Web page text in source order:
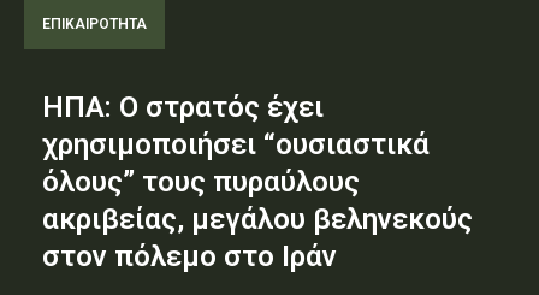
ΕΠΙΚΑΙΡΟΤΗΤΑ
ΗΠΑ: Ο στρατός έχει
χρησιμοποιήσει “ουσιαστικά
όλους” τους πυραύλους
ακριβείας, μεγάλου βεληνεκούς
στον πόλεμο στο Ιράν